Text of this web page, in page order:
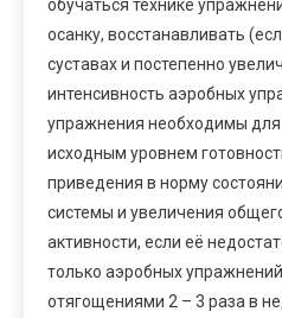
обучаться технике
осанку, восстанавливать
суставах и постепенно
интенсивность аэробных
упражнения необходимы
исходным уровнем
приведения в норму
системы и увеличения
активности, если её
только аэробных
отягощениями 2 – 3 раза в